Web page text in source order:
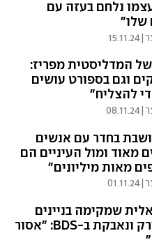
נלחם בעזה עם
שלו"
|
15.11.24
המדליסטית מפריז:
וגם בספורט עושים
להצליח"
|
08.11.24
בחדר עם אנשים
מאוד ומול העיניים הם
מאות מיליונים"
|
01.11.24
שמקימה בניינים
בניו יורק ונאבקת ב-BDS: "אסור